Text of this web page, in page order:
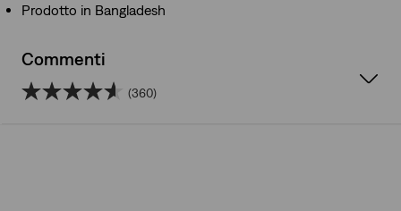
Prodotto in Bangladesh
Commenti
(360)